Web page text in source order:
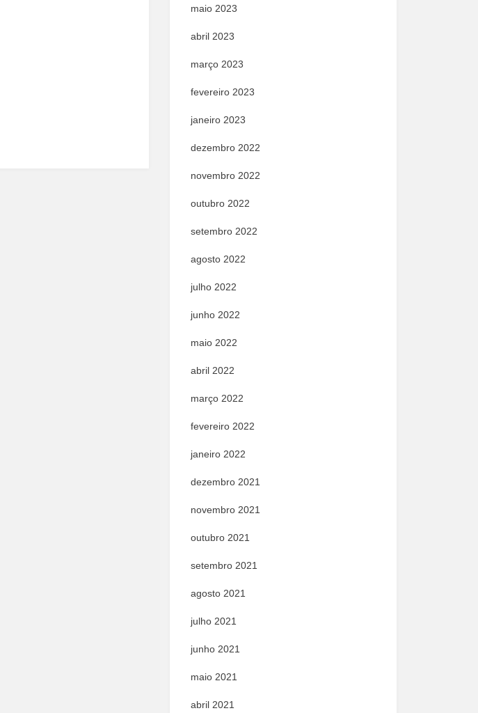
maio 2023
abril 2023
março 2023
fevereiro 2023
janeiro 2023
dezembro 2022
novembro 2022
outubro 2022
setembro 2022
agosto 2022
julho 2022
junho 2022
maio 2022
abril 2022
março 2022
fevereiro 2022
janeiro 2022
dezembro 2021
novembro 2021
outubro 2021
setembro 2021
agosto 2021
julho 2021
junho 2021
maio 2021
abril 2021